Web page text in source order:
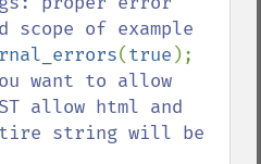
scope of example
(true
want to allow
allow html and
string will be